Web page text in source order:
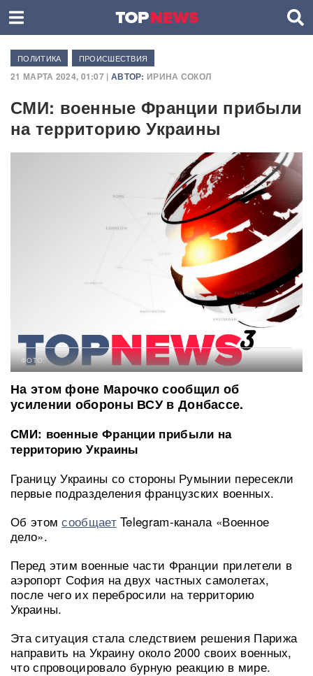
ПОЛИТИКА ПРОИСШЕСТВИЯ
21 МАРТА 2024, 01:07 | АВТОР: ИРИНА СОКОЛ
СМИ: военные Франции прибыли
на территорию Украины
ФОТО:
На этом фоне Марочко сообщил об
усилении обороны ВСУ в Донбассе.
СМИ: военные Франции прибыли на
территорию Украины
Границу Украины со стороны Румынии пересекли
первые подразделения французских военных.
Об этомсообщаетTelegram-канала «Военное
дело».
Перед этим военные части Франции прилетели в
аэропорт София на двух частных самолетах,
после чего их перебросили на территорию
Украины.
Эта ситуация стала следствием решения Парижа
направить на Украину около 2000 своих военных,
что спровоцировало бурную реакцию в мире.